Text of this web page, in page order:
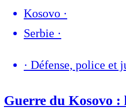
Kosovo ·
Serbie ·
· Défense, police et
Guerre du Kosovo :